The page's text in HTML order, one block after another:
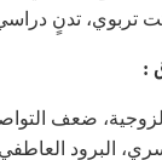
تربوي، تدنٍ
:
الزوجية، ضعف
البرود